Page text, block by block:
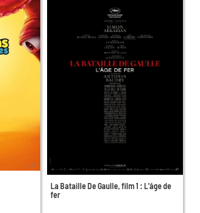
La Bataille De Gaulle, film 1 : L'âge de
fer